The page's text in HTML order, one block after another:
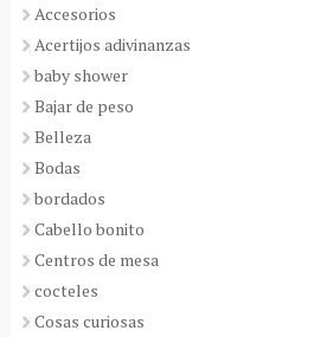
Accesorios
Acertijos adivinanzas
baby shower
Bajar de peso
Belleza
Bodas
bordados
Cabello bonito
Centros de mesa
cocteles
Cosas curiosas